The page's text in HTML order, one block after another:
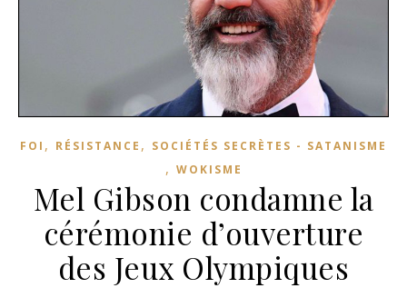
FOI , RÉSISTANCE , SOCIÉTÉS SECRÈTES - SATANISME
, WOKISME
Mel Gibson condamne la
cérémonie d’ouverture
des Jeux Olympiques